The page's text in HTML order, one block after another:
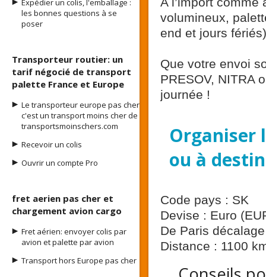
Expédier un colis, l'emballage :
les bonnes questions à se
poser
Transporteur routier: un
tarif négocié de transport
palette France et Europe
Le transporteur europe pas cher
c'est un transport moins cher de
transportsmoinschers.com
Recevoir un colis
Ouvrir un compte Pro
fret aerien pas cher et
chargement avion cargo
Fret aérien: envoyer colis par
avion et palette par avion
Transport hors Europe pas cher
volumineux,
end et jours
Que votre envoi
PRESOV, NITRA
journée !
Organiser
ou à
Code pays : SK
Devise : Euro
De Paris
Distance : 1100